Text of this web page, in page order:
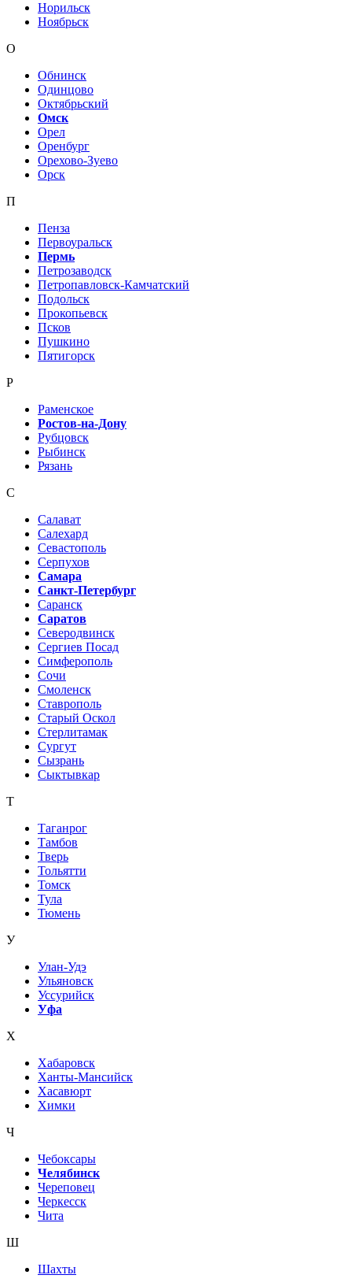
Норильск
Ноябрьск
О
Обнинск
Одинцово
Октябрьский
Омск
Орел
Оренбург
Орехово-Зуево
Орск
П
Пенза
Первоуральск
Пермь
Петрозаводск
Петропавловск-Камчатский
Подольск
Прокопьевск
Псков
Пушкино
Пятигорск
Р
Раменское
Ростов-на-Дону
Рубцовск
Рыбинск
Рязань
С
Салават
Салехард
Севастополь
Серпухов
Самара
Санкт-Петербург
Саранск
Саратов
Северодвинск
Сергиев Посад
Симферополь
Сочи
Смоленск
Ставрополь
Старый Оскол
Стерлитамак
Сургут
Сызрань
Сыктывкар
Т
Таганрог
Тамбов
Тверь
Тольятти
Томск
Тула
Тюмень
У
Улан-Удэ
Ульяновск
Уссурийск
Уфа
Х
Хабаровск
Ханты-Мансийск
Хасавюрт
Химки
Ч
Чебоксары
Челябинск
Череповец
Черкесск
Чита
Ш
Шахты